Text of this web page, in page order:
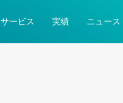
サービス 実績 ニュース